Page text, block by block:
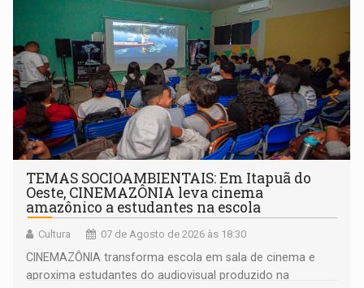
TEMAS SOCIOAMBIENTAIS: Em Itapuã do
Oeste, CINEMAZÔNIA leva cinema
amazônico a estudantes na escola
Cultura 07 de Agosto de 2026 às 18:30
CINEMAZÔNIA transforma escola em sala de cinema e
aproxima estudantes do audiovisual produzido na